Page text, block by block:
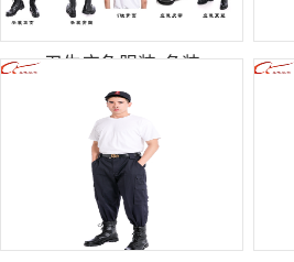
卫生应急服装-冬装